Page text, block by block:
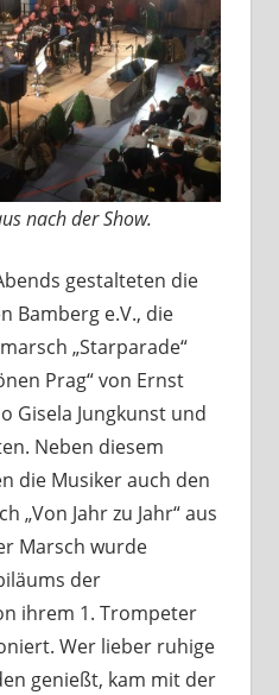
nach der Show.
gestalteten die
Bamberg e.V., die
„Starparade“
Prag“ von Ernst
Gisela Jungkunst und
Neben diesem
die Musiker auch den
„Von Jahr zu Jahr“ aus
Marsch wurde
der
ihrem 1. Trompeter
Wer lieber ruhige
genießt, kam mit der